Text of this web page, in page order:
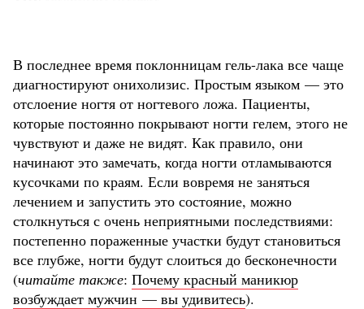
В последнее время поклонницам гель-лака все чаще
диагностируют онихолизис. Простым языком — это
отслоение ногтя от ногтевого ложа. Пациенты,
которые постоянно покрывают ногти гелем, этого не
чувствуют и даже не видят. Как правило, они
начинают это замечать, когда ногти отламываются
кусочками по краям. Если вовремя не заняться
лечением и запустить это состояние, можно
столкнуться с очень неприятными последствиями:
постепенно пораженные участки будут становиться
все глубже, ногти будут слоиться до бесконечности
(читайте также: Почему красный маникюр
возбуждает мужчин — вы удивитесь).